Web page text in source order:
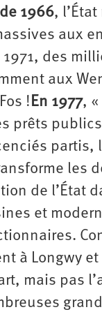
1966,
aux
des
aux
!En 1977,
prêts
partis,
les
de l’État
et
à Longwy
mais pas